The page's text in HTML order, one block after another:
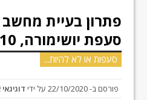
פתרון בעיית
סעפת יושימורה, YAMAHA MT-10
סעפות או לא להיות...
פורסם ב-22/10/2020 על ידי